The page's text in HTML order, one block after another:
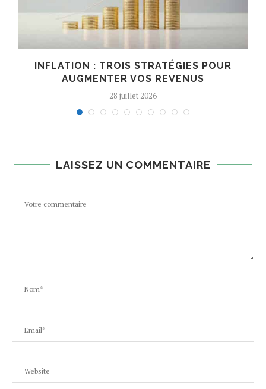
INFLATION : TROIS STRATÉGIES POUR
AUGMENTER VOS REVENUS
28 juillet 2026
LAISSEZ UN COMMENTAIRE